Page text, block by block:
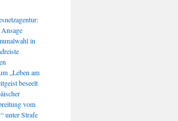
in
„Leben am
beseelt
vom
unter Strafe